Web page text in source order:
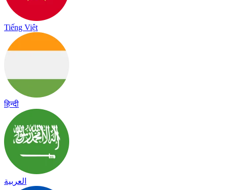
Tiếng Việt
हिन्दी
العربية